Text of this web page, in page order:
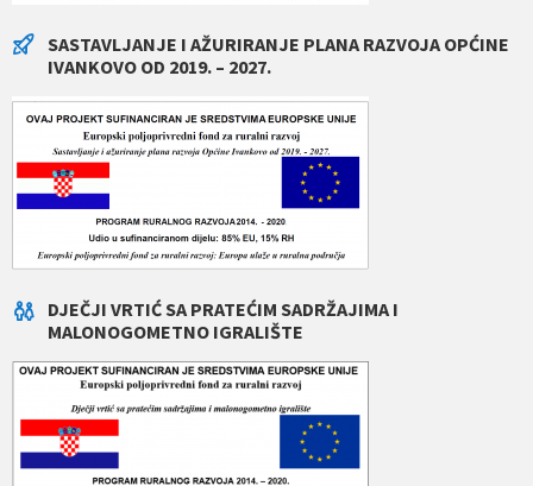
SASTAVLJANJE I AŽURIRANJE PLANA RAZVOJA OPĆINE
IVANKOVO OD 2019. – 2027.
DJEČJI VRTIĆ SA PRATEĆIM SADRŽAJIMA I
MALONOGOMETNO IGRALIŠTE